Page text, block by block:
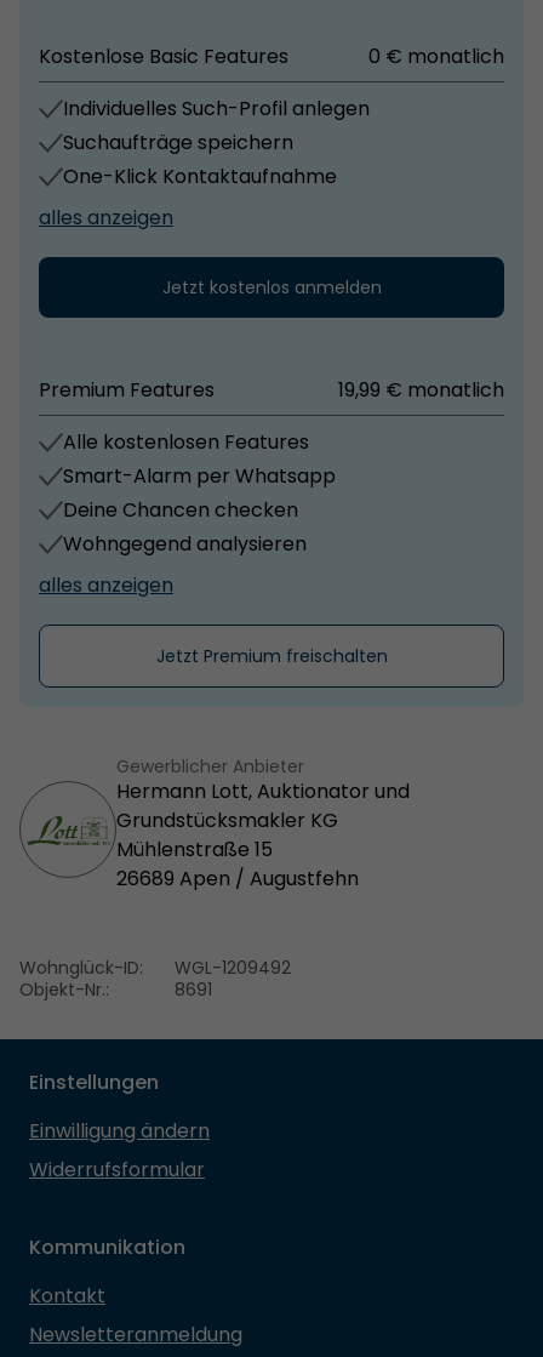
Kostenlose Basic Features
0 € monatlich
Individuelles Such-Profil anlegen
Suchaufträge speichern
One-Klick Kontaktaufnahme
alles anzeigen
Jetzt kostenlos anmelden
Premium Features
19,99 € monatlich
Alle kostenlosen Features
Smart-Alarm per Whatsapp
Deine Chancen checken
Wohngegend analysieren
alles anzeigen
Jetzt Premium freischalten
Gewerblicher Anbieter
Hermann Lott, Auktionator und
Grundstücksmakler KG
Mühlenstraße 15
26689 Apen / Augustfehn
Wohnglück-ID:
Objekt-Nr.:
WGL-1209492
8691
Einstellungen
Einwilligung ändern
Widerrufsformular
Kommunikation
Kontakt
Newsletteranmeldung